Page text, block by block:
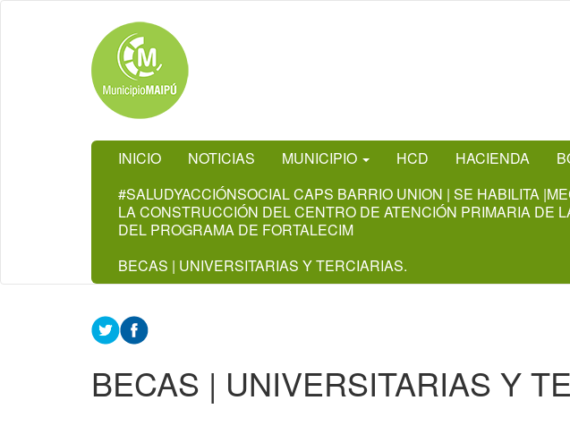
INICIO NOTICIAS MUNICIPIO HCD HACIENDA
#SALUDYACCIÓNSOCIAL CAPS BARRIO UNION | SE HABILITA
LA CONSTRUCCIÓN DEL CENTRO DE ATENCIÓN PRIMARIA DE
DEL PROGRAMA DE FORTALECIM
BECAS | UNIVERSITARIAS Y TERCIARIAS.
BECAS | UNIVERSITARIAS Y